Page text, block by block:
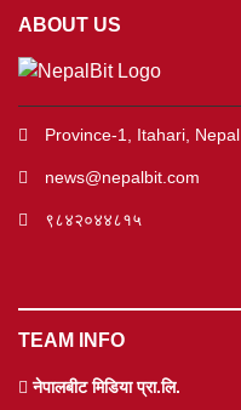
ABOUT US
Province-1, Itahari, Nepal
news@nepalbit.com
९८४२०४४८१५
TEAM INFO
नेपालबीट मिडिया प्रा.लि.